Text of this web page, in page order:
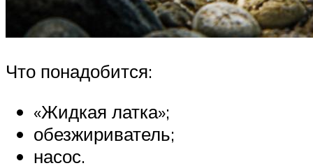
Что понадобится:
«Жидкая латка»;
обезжириватель;
насос.